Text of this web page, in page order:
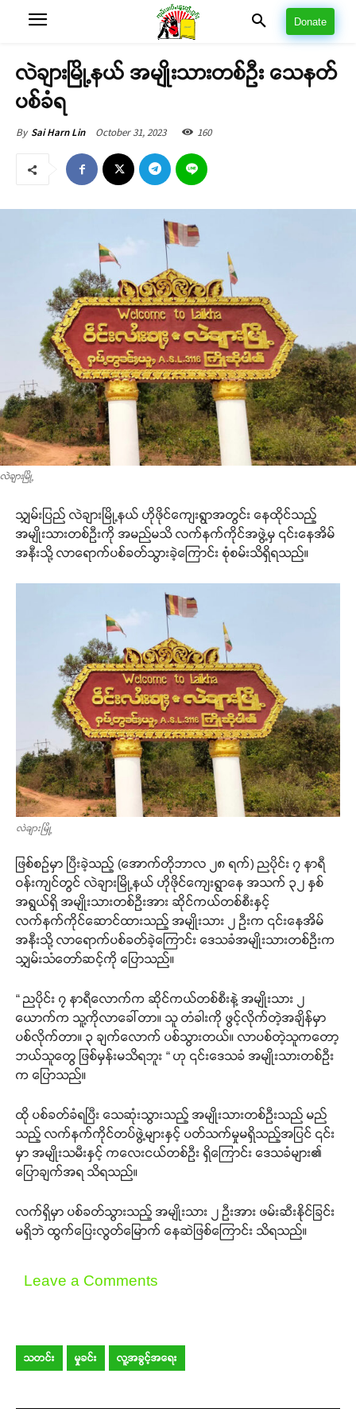
Donate
လဲချားမြို့နယ် အမျိုးသားတစ်ဦး သေနတ်
ပစ်ခံရ
By Sai Harn Lin October 31, 2023 160
လဲချားမြို့
သျှမ်းပြည် လဲချားမြို့နယ် ဟိုဖိုင်ကျေးရွာအတွင်း နေထိုင်သည့်
အမျိုးသားတစ်ဦးကို အမည်မသိ လက်နက်ကိုင်အဖွဲ့မှ ၎င်းနေအိမ်
အနီးသို့ လာရောက်ပစ်ခတ်သွားခဲ့ကြောင်း စုံစမ်းသိရှိရသည်။
လဲချားမြို့
ဖြစ်စဉ်မှာ ပြီးခဲ့သည့် (အောက်တိုဘာလ ၂၈ ရက်) ညပိုင်း ၇ နာရီ
ဝန်းကျင်တွင် လဲချားမြို့နယ် ဟိုဖိုင်ကျေးရွာနေ အသက် ၃၂ နှစ်
အရွယ်ရှိ အမျိုးသားတစ်ဦးအား ဆိုင်ကယ်တစ်စီးနှင့်
လက်နက်ကိုင်ဆောင်ထားသည့် အမျိုးသား ၂ ဦးက ၎င်းနေအိမ်
အနီးသို့ လာရောက်ပစ်ခတ်ခဲ့ကြောင်း ဒေသခံအမျိုးသားတစ်ဦးက
သျှမ်းသံတော်ဆင့်ကို ပြောသည်။
“ ညပိုင်း ၇ နာရီလောက်က ဆိုင်ကယ်တစ်စီးနဲ့ အမျိုးသား ၂
ယောက်က သူ့ကိုလာခေါ်တာ။ သူ တံခါးကို ဖွင့်လိုက်တဲ့အချိန်မှာ
ပစ်လိုက်တာ။ ၃ ချက်လောက် ပစ်သွားတယ်။ လာပစ်တဲ့သူကတော့
ဘယ်သူတွေ ဖြစ်မှန်းမသိရဘူး “ ဟု ၎င်းဒေသခံ အမျိုးသားတစ်ဦး
က ပြောသည်။
ထို ပစ်ခတ်ခံရပြီး သေဆုံးသွားသည့် အမျိုးသားတစ်ဦးသည် မည်
သည့် လက်နက်ကိုင်တပ်ဖွဲ့များနှင့် ပတ်သက်မှုမရှိသည့်အပြင် ၎င်း
မှာ အမျိုးသမီးနှင့် ကလေးငယ်တစ်ဦး ရှိကြောင်း ဒေသခံများ၏
ပြောချက်အရ သိရသည်။
လက်ရှိမှာ ပစ်ခတ်သွားသည့် အမျိုးသား ၂ ဦးအား ဖမ်းဆီးနိုင်ခြင်း
မရှိဘဲ ထွက်ပြေးလွတ်မြောက် နေဆဲဖြစ်ကြောင်း သိရသည်။
Leave a Comments
သတင်း မှုခင်း လူ့အခွင့်အရေး